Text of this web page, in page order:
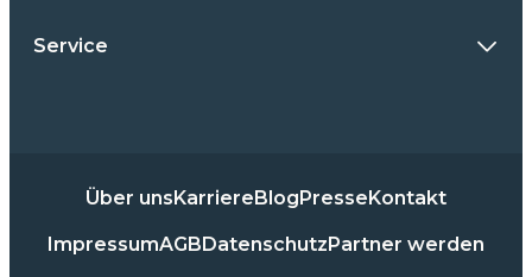
Service
Über unsKarriereBlogPresseKontakt
ImpressumAGBDatenschutzPartner werden